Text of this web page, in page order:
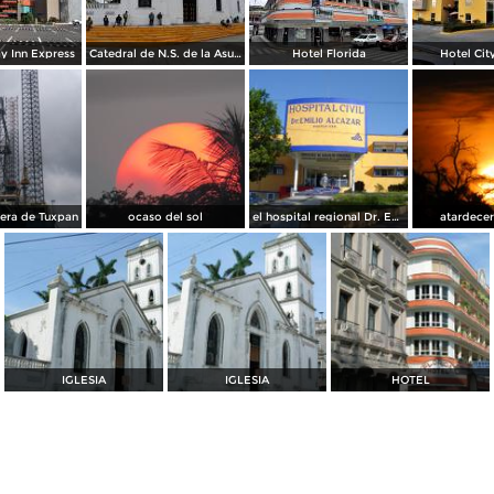
Inn Express Catedral de N.S. de la Asunción Hotel Florida Hotel
de Tuxpan ocaso del sol el hospital regional Dr. Emilio Alcazar de sesver tuxpan, ver.
IGLESIA IGLESIA HOTEL